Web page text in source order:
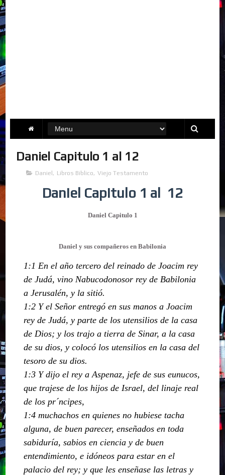
Daniel Capitulo 1 al 12
Daniel, Libros Biblico, Viejo Testamento
Daniel Capitulo 1 al 12
Daniel Capitulo 1
Daniel y sus compañeros en Babilonia
1:1 En el año tercero del reinado de Joacim rey
de Judá, vino Nabucodonosor rey de Babilonia
a Jerusalén, y la sitió.
1:2 Y el Señor entregó en sus manos a Joacim
rey de Judá, y parte de los utensilios de la casa
de Dios; y los trajo a tierra de Sinar, a la casa
de su dios, y colocó los utensilios en la casa del
tesoro de su dios.
1:3 Y dijo el rey a Aspenaz, jefe de sus eunucos,
que trajese de los hijos de Israel, del linaje real
de los pr´ncipes,
1:4 muchachos en quienes no hubiese tacha
alguna, de buen parecer, enseñados en toda
sabiduría, sabios en ciencia y de buen
entendimiento, e idóneos para estar en el
palacio del rey; y que les enseñase las letras y